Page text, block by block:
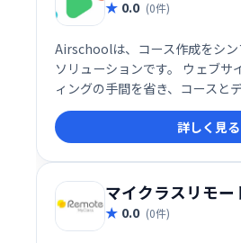
0.0 (0件)
Airschoolは、コース作成をシ
ソリューションです。 ウェブサ
ィングの手間を省き、コースと
ます。 洗練された公開プロファ
的にコースを提供可能です。 複
にコース公開を始められます。
詳しく見る
マイクラスリモー
0.0 (0件)